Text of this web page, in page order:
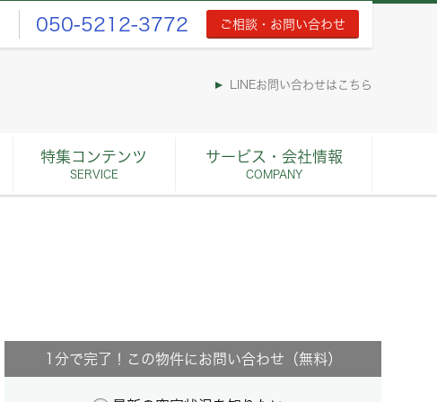
050-5212-3772 ご相談・お問い合わせ
LINEお問い合わせはこちら
特集コンテンツ
SERVICE
サービス・会社情報
COMPANY
1分で完了！この物件にお問い合わせ（無料）